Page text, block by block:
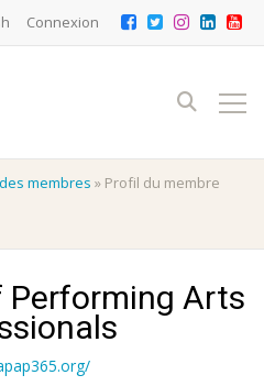
Connexion
membres » Profil du membre
Arts